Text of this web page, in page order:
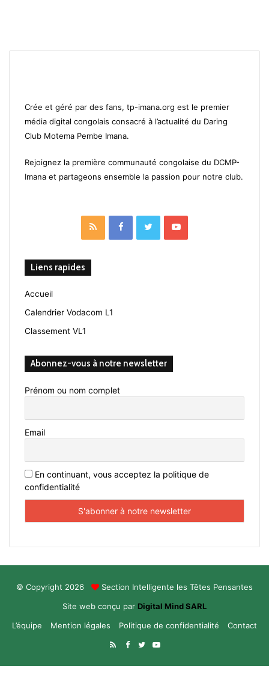
Crée et géré par des fans, tp-imana.org est le premier
média digital congolais consacré à l’actualité du Daring
Club Motema Pembe Imana.
Rejoignez la première communauté congolaise du DCMP-
Imana et partageons ensemble la passion pour notre club.
RSS FacebookTwitterYouTube
Liens rapides
Accueil
Calendrier Vodacom L1
Classement VL1
Abonnez-vous à notre newsletter
Prénom ou nom complet
Email
En continuant, vous acceptez la politique de
confidentialité
© Copyright 2026
Section Intelligente les Têtes Pensantes
Site web conçu par Digital Mind SARL
L’équipe
Mention légales Politique de confidentialité
Contact
RSSFacebook
TwitterYouTube